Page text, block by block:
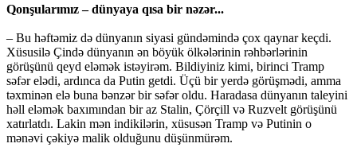
Qonşularımız – dünyaya qısa bir nəzər...
– Bu həftəmiz də dünyanın siyasi gündəmində çox qaynar keçdi.
Xüsusilə Çində dünyanın ən böyük ölkələrinin rəhbərlərinin
görüşünü qeyd eləmək istəyirəm. Bildiyiniz kimi, birinci Tramp
səfər elədi, ardınca da Putin getdi. Üçü bir yerdə görüşmədi, amma
təxminən elə buna bənzər bir səfər oldu. Haradasa dünyanın taleyini
həll eləmək baxımından bir az Stalin, Çörçill və Ruzvelt görüşünü
xatırlatdı. Lakin mən indikilərin, xüsusən Tramp və Putinin o
mənəvi çəkiyə malik olduğunu düşünmürəm.